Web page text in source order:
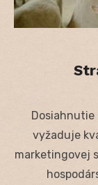
vyžaduje
marketingovej